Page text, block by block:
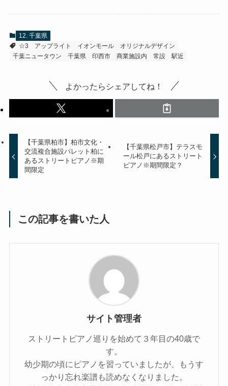
12. 千葉県
☆3
アップライト イオンモール
オリジナルデザイン
千葉ニュータウン
千葉県 印西市 商業施設内 常設 駅近
よかったらシェアしてね！
【千葉県柏市】柏市文化・
交流複合施設パレット柏に
あるストリートピアノ※期
間限定
【千葉県松戸市】テラスモ
ール松戸にあるストリート
ピアノ※期間限定？
この記事を書いた人
サイト管理者
ストリートピアノ巡りを始めて３年目の40歳で
す。
幼少期の頃にピアノを習っていましたが、もうす
っかり忘れ楽譜も読めなくなりました。